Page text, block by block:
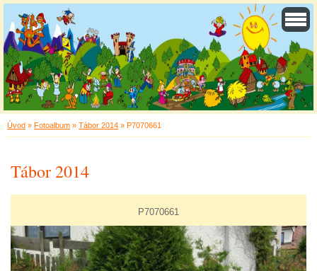
Úvod » Fotoalbum » Tábor 2014 » P7070661
Tábor 2014
P7070661